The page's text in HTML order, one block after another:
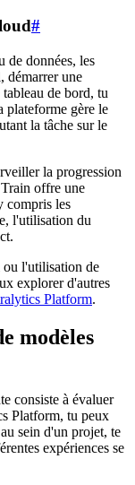
#
de données, les
démarrer une
de bord, tu
plateforme gère le
la tâche sur le
la progression
offre une
compris les
l'utilisation du
ou l'utilisation de
explorer d'autres
Platform.
modèles
consiste à évaluer
Platform, tu peux
sein d'un projet, te
expériences se